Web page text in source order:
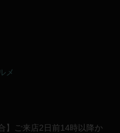
メ
】ご来店2日前14時以降か